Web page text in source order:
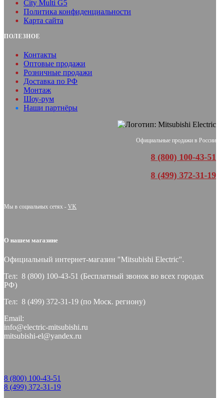
City Multi G5
Политика конфиденциальности
Карта сайта
ПОЛЕЗНОЕ
Контакты
Оптовые продажи
Розничные продажи
Доставка по РФ
Монтаж
Шоу-рум
Наши партнёры
Официальные продажи в России
8 (800) 100-43-51
8 (499) 372-31-19
Мы в социальных сетях - VK
О нашем магазине
Официальный интернет-магазин "Mitsubishi Electric".
Тел: 8 (800) 100-43-51 (Бесплатный звонок во всех городах
РФ)
Тел: 8 (499) 372-31-19 (по Моск. региону)
Email:
info@electric-mitsubishi.ru
mitsubishi-el@yandex.ru
8 (800) 100-43-51
8 (499) 372-31-19